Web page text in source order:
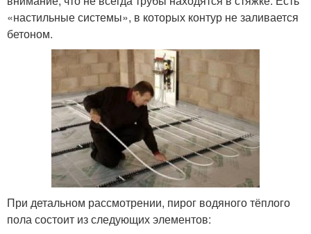
«настильные системы», в которых контур не заливается
бетоном.
При детальном рассмотрении, пирог водяного тёплого
пола состоит из следующих элементов: